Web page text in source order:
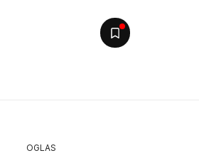
OGLAS